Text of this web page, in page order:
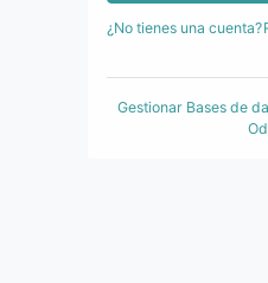
¿No tienes una cuenta?
Gestionar Bases de